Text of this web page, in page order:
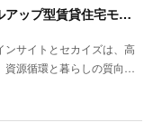
【環 境】京急グループなど サイクルアップ型賃貸住宅モデルの実証を開始
ンサイトとセカイズは、高
資源循環と暮らしの質向…